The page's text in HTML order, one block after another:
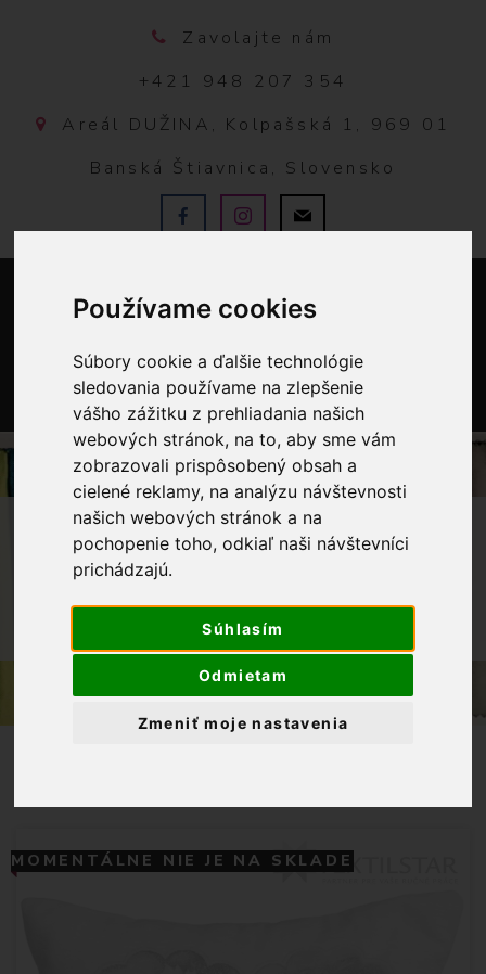
Používame cookies
Súbory cookie a ďalšie technológie
sledovania používame na zlepšenie
vášho zážitku z prehliadania našich
webových stránok, na to, aby sme vám
zobrazovali prispôsobený obsah a
cielené reklamy, na analýzu návštevnosti
našich webových stránok a na
pochopenie toho, odkiaľ naši návštevníci
prichádzajú.
Súhlasím
Odmietam
Zmeniť moje nastavenia
Zavolajte nám
+421 948 207 354
Areál DUŽINA, Kolpašská 1, 969 01
Banská Štiavnica, Slovensko
0
OBCHOD BYTOVÝ TEXTIL A DEKORÁCIE
- ZASNEŽENÁ KRAJINA V MODROM
SRDIEČKU
MOMENTÁLNE NIE JE NA SKLADE